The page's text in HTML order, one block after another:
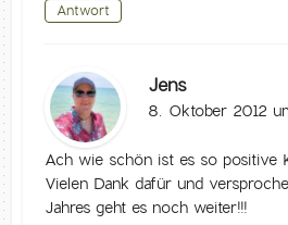
Antwort
Jens
8. Oktober 2012
Ach wie schön ist es so positive
Vielen Dank dafür und
Jahres geht es noch weiter!!!